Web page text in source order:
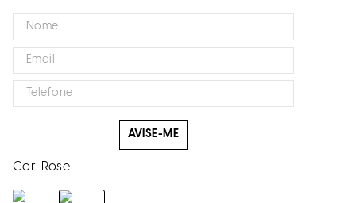
AVISE-ME
Cor: Rose